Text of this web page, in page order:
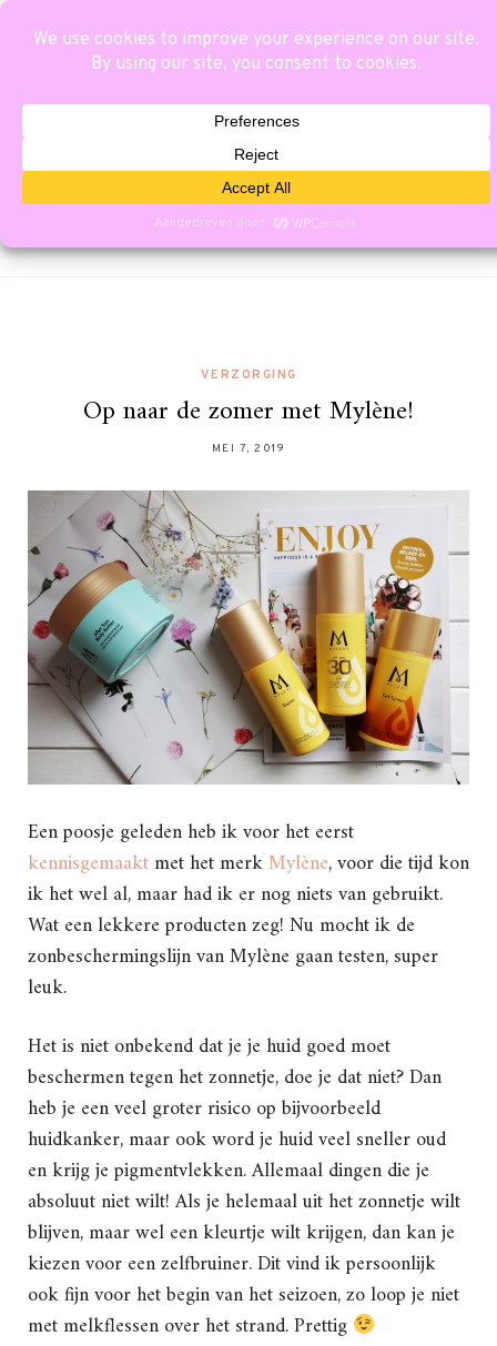
VERZORGING
Op naar de zomer met Mylène!
MEI 7, 2019
Een poosje geleden heb ik voor het eerst
kennisgemaaktmet het merkMylène, voor die tijd kon
ik het wel al, maar had ik er nog niets van gebruikt.
Wat een lekkere producten zeg! Nu mocht ik de
zonbeschermingslijn van Mylène gaan testen, super
leuk.
Het is niet onbekend dat je je huid goed moet
beschermen tegen het zonnetje, doe je dat niet? Dan
heb je een veel groter risico op bijvoorbeeld
huidkanker, maar ook word je huid veel sneller oud
en krijg je pigmentvlekken. Allemaal dingen die je
absoluut niet wilt! Als je helemaal uit het zonnetje wilt
blijven, maar wel een kleurtje wilt krijgen, dan kan je
kiezen voor een zelfbruiner. Dit vind ik persoonlijk
ook fijn voor het begin van het seizoen, zo loop je niet
met melkflessen over het strand. Prettig